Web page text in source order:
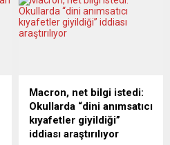
Macron, net bilgi istedi:
Okullarda “dini anımsatıcı
kıyafetler giyildiği”
iddiası araştırılıyor